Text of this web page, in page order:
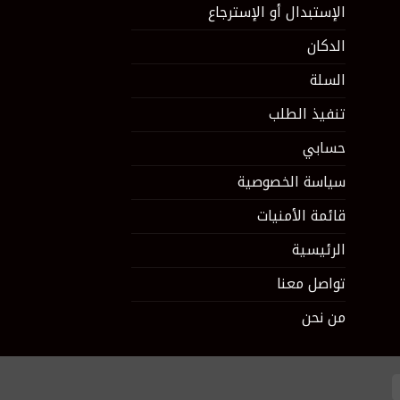
الإستبدال أو الإسترجاع
الدكان
السلة
تنفيذ الطلب
حسابي
سياسة الخصوصية
قائمة الأمنيات
الرئيسية
تواصل معنا
من نحن